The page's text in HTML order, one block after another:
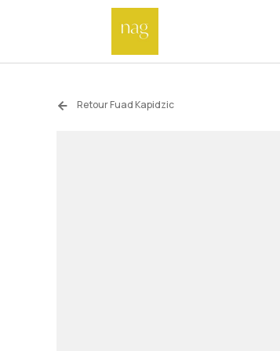
Retour Fuad Kapidzic